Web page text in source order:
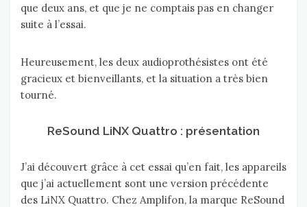
que deux ans, et que je ne comptais pas en changer
suite à l’essai.
Heureusement, les deux audioprothésistes ont été
gracieux et bienveillants, et la situation a très bien
tourné.
ReSound LiNX Quattro : présentation
J’ai découvert grâce à cet essai qu’en fait, les appareils
que j’ai actuellement sont une version précédente
des LiNX Quattro. Chez Amplifon, la marque ReSound